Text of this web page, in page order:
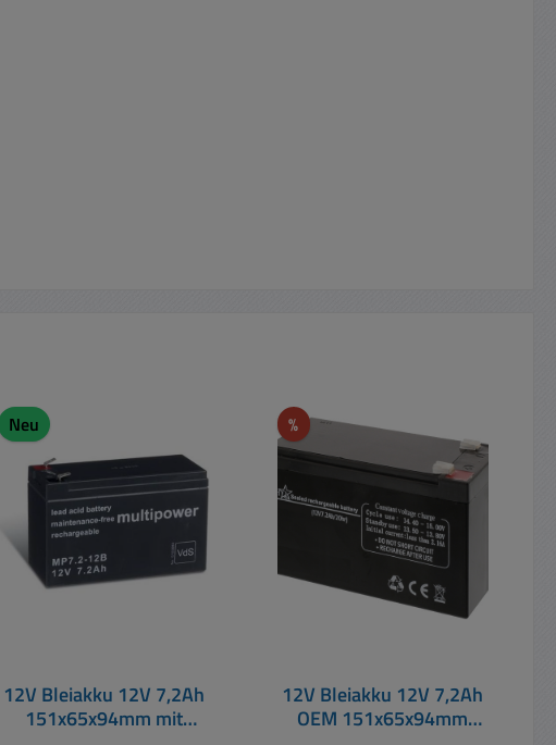
Neu
12V Bleiakku 12V 7,2Ah
151x65x94mm mit
%Rabatt
12V Bleiakku 12V 7,2Ah
OEM 151x65x94mm